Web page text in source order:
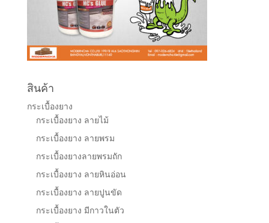
สินค้า
กระเบื้องยาง
กระเบื้องยาง ลายไม้
กระเบื้องยาง ลายพรม
กระเบื้องยางลายพรมถัก
กระเบื้องยาง ลายหินอ่อน
กระเบื้องยาง ลายปูนขัด
กระเบื้องยาง มีกาวในตัว